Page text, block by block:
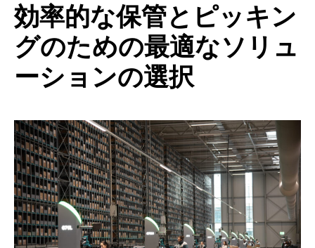
効率的な保管とピッキン
グのための最適なソリュ
ーションの選択